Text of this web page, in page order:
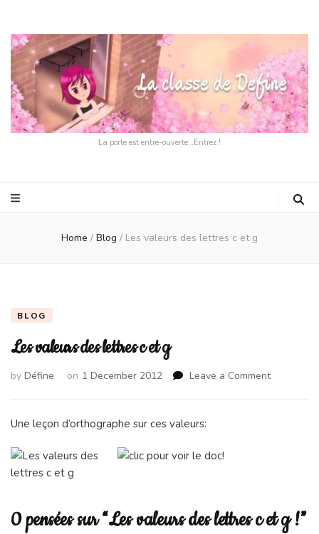
La porte est entre-ouverte…Entrez !
Home / Blog / Les valeurs des lettres c et g
BLOG
Les valeurs des lettres c et g
by Défine on 1 December 2012 Leave a Commenton
Une leçon d’orthographe sur ces valeurs:
0 pensées sur “Les valeurs des lettres c et g !”